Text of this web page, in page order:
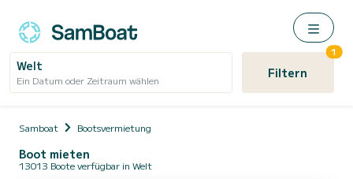
Welt
Ein Datum oder Zeitraum wählen Filtern
1
Samboat Bootsvermietung
Boot mieten
13013 Boote verfügbar in Welt